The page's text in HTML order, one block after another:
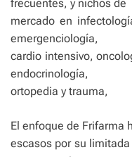
frecuentes, y nichos de
mercado en
emergenciología,
cardio intensivo,
endocrinología,
ortopedia y trauma,
El enfoque de Frifarma
escasos por su